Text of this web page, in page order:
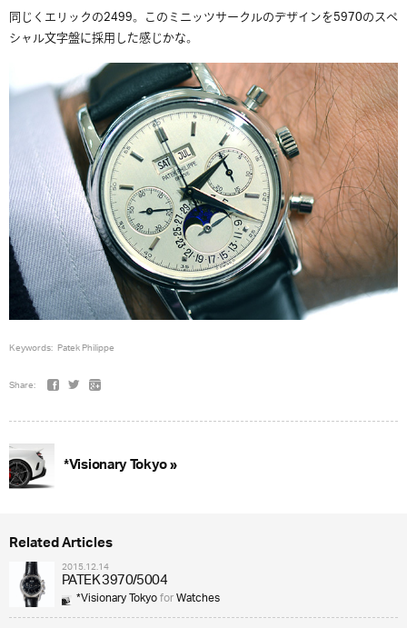
同じくエリックの2499。このミニッツサークルのデザインを5970のスペ
シャル文字盤に採用した感じかな。
Keywords: Patek Philippe
Share:
*Visionary Tokyo »
Related Articles
2015.12.14
PATEK 3970/5004
*Visionary TokyoforWatches